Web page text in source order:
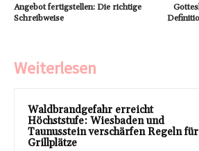
Angebot fertigstellen: Die richtige
Schreibweise
Weiterlesen
Waldbrandgefahr erreicht
Höchststufe: Wiesbaden und
Taunusstein verschärfen Regeln für
Grillplätze